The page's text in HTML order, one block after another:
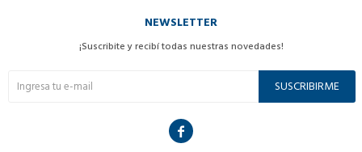
NEWSLETTER
¡Suscribite y recibí todas nuestras novedades!
SUSCRIBIRME
